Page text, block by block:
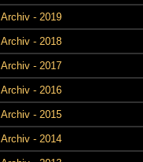
Archiv - 2019
Archiv - 2018
Archiv - 2017
Archiv - 2016
Archiv - 2015
Archiv - 2014